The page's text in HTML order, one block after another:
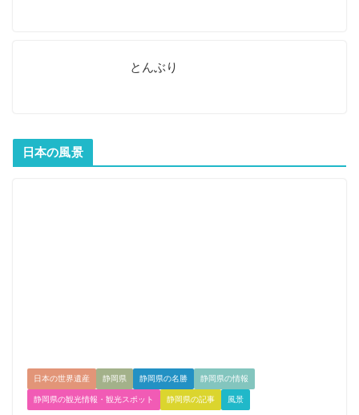
とんぶり
日本の風景
日本の世界遺産 静岡県 静岡県の名勝 静岡県の情報
静岡県の観光情報・観光スポット 静岡県の記事 風景